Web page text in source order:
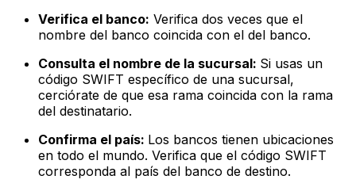
Verifica el banco: Verifica dos veces que el
nombre del banco coincida con el del banco.
Consulta el nombre de la sucursal: Si usas un
código SWIFT específico de una sucursal,
cerciórate de que esa rama coincida con la rama
del destinatario.
Confirma el país: Los bancos tienen ubicaciones
en todo el mundo. Verifica que el código SWIFT
corresponda al país del banco de destino.